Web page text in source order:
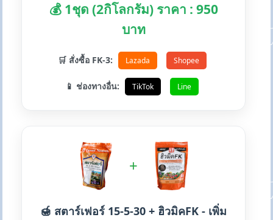
💰 1ชุด (2กิโลกรัม) ราคา : 950
บาท
🛒 สั่งซื้อ FK-3: Lazada Shopee
📱 ช่องทางอื่น: TikTok Line
+
🍯 สตาร์เฟอร์ 15-5-30 + ฮิวมิคFK - เพิ่ม